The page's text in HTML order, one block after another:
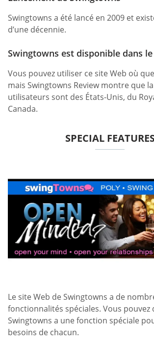
Swingtowns a été lancé en 2009 et
d’une décennie.
Swingtowns est disponible dans
Vous pouvez utiliser ce site Web où
mais Swingtowns Review montre que
utilisateurs sont des États-Unis, du
Canada.
SPECIAL
Le site Web de Swingtowns a de
fonctionnalités spéciales. Vous pouvez
Swingtowns a une fonction spéciale
besoins de chacun.